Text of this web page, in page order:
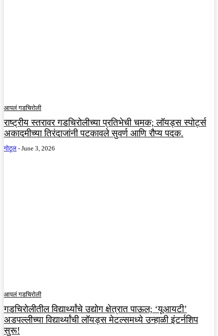
आपलं गडचिरोली
राष्ट्रीय स्तरावर गडचिरोलीच्या प्रतिभेची चमक; लॉयड्स स्पोर्ट्स
अकादमीच्या तिरंदाजांनी पटकावले सुवर्ण आणि रौप्य पदक.
गोटूल - June 3, 2026
आपलं गडचिरोली
गडचिरोलीतील विद्यार्थ्यांचे उद्योग क्षेत्रात पाऊल; ‘यूआयटी’
अडपल्लीच्या विद्यार्थ्यांची लॉयड्स मेटल्समध्ये उन्हाळी इंटर्नशिप
सुरू!